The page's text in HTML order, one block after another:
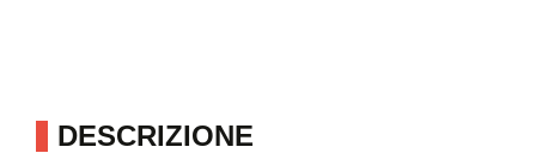
DESCRIZIONE